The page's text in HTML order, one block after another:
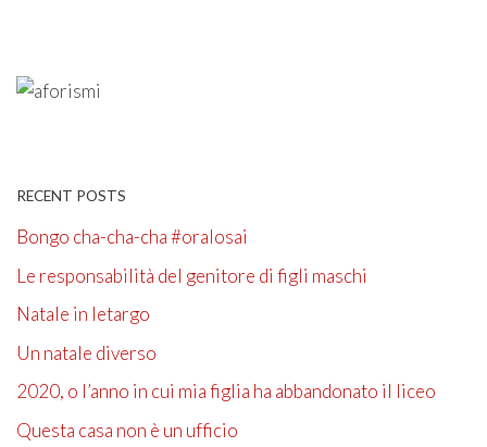
RECENT POSTS
Bongo cha-cha-cha #oralosai
Le responsabilità del genitore di figli maschi
Natale in letargo
Un natale diverso
2020, o l’anno in cui mia figlia ha abbandonato il liceo
Questa casa non è un ufficio